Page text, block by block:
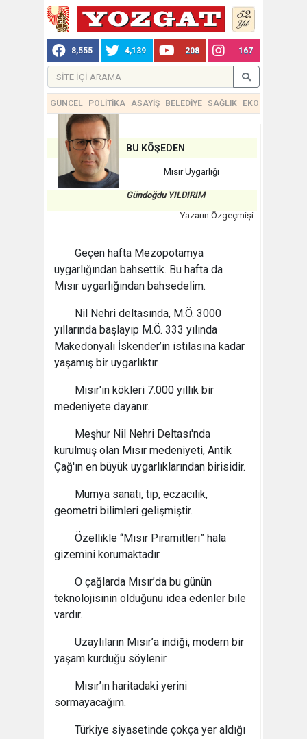
8,555 4,139 208 167
GÜNCEL POLİTİKA ASAYİŞ BELEDİYE SAĞLIK EKONOMİ
BU KÖŞEDEN
Mısır Uygarlığı
Gündoğdu YILDIRIM
Yazarın Özgeçmişi
Geçen hafta Mezopotamya
uygarlığından bahsettik. Bu hafta da
Mısır uygarlığından bahsedelim.
Nil Nehri deltasında, M.Ö. 3000
yıllarında başlayıp M.Ö. 333 yılında
Makedonyalı İskender’in istilasına kadar
yaşamış bir uygarlıktır.
Mısır'ın kökleri 7.000 yıllık bir
medeniyete dayanır.
Meşhur Nil Nehri Deltası'nda
kurulmuş olan Mısır medeniyeti, Antik
Çağ'ın en büyük uygarlıklarından birisidir.
Mumya sanatı, tıp, eczacılık,
geometri bilimleri gelişmiştir.
Özellikle “Mısır Piramitleri” hala
gizemini korumaktadır.
O çağlarda Mısır’da bu günün
teknolojisinin olduğunu idea edenler bile
vardır.
Uzaylıların Mısır’a indiği, modern bir
yaşam kurduğu söylenir.
Mısır’ın haritadaki yerini
sormayacağım.
Türkiye siyasetinde çokça yer aldığı